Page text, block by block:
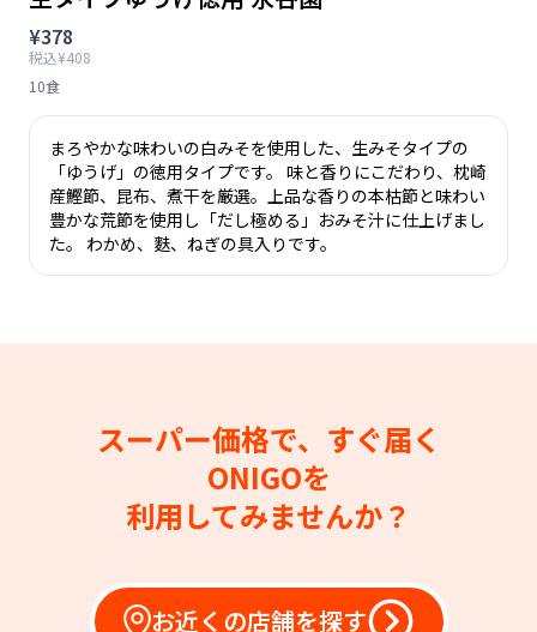
¥378
税込¥408
10食
まろやかな味わいの白みそを使用した、生みそタイプの
「ゆうげ」の徳用タイプです。 味と香りにこだわり、枕崎
産鰹節、昆布、煮干を厳選。上品な香りの本枯節と味わい
豊かな荒節を使用し「だし極める」おみそ汁に仕上げまし
た。 わかめ、麩、ねぎの具入りです。
スーパー価格で、すぐ届く
ONIGOを
利用してみませんか？
お近くの店舗を探す